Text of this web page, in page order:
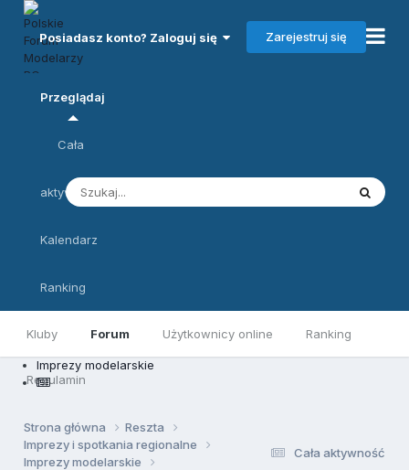
Posiadasz konto? Zaloguj się Zarejestruj się
Przeglądaj
Kluby Forum Użytkownicy online Ranking
Regulamin
Cała
aktywność
Kalendarz
Ranking
Imprezy modelarskie
Cała aktywność
Strona główna
Reszta
Imprezy i spotkania regionalne
Imprezy modelarskie